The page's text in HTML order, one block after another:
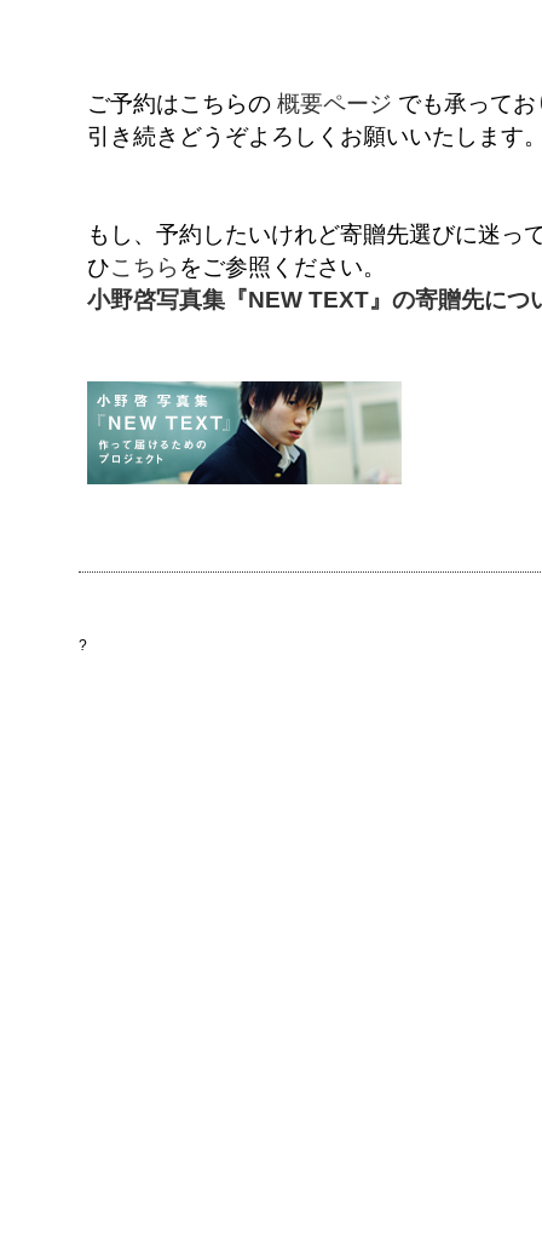
ご予約はこちらの 概要ページ でも承って
引き続きどうぞよろしくお願いいたします
もし、予約したいけれど寄贈先選びに迷っ
ひこちら をご参照ください。
小野啓写真集『NEW TEXT』の寄贈先につ
?